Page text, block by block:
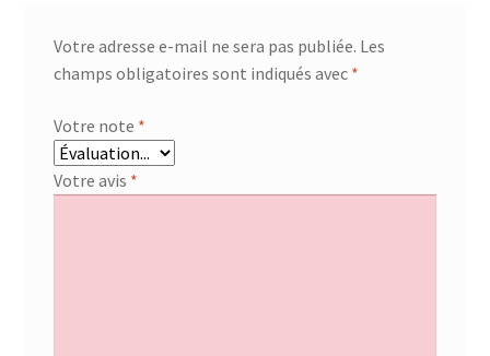
Votre adresse e-mail ne sera pas publiée. Les
champs obligatoires sont indiqués avec *
Votre note *
Votre avis *